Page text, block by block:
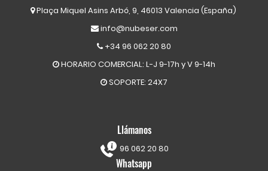
Plaça Miquel Asins Arbó, 9, 46013 Valencia (España)
info@nubeser.com
+34 96 062 20 80
HORARIO COMERCIAL: L-J 9-17h y V 9-14h
SOPORTE: 24X7
Llámanos
96 062 20 80
Whatsapp